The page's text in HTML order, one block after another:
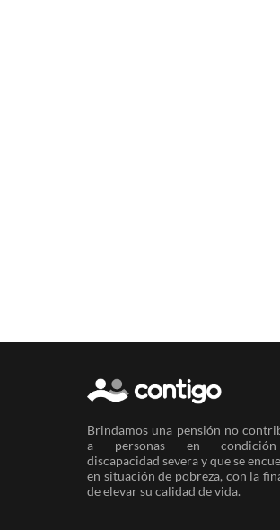
Brindamos una pensión no
a personas en
discapacidad severa y que se
en situación de pobreza, con la
de elevar su calidad de vida.